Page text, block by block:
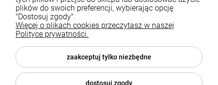
Pomoc
Blog
plików do swoich preferencji, wybierając opcję
"Dostosuj zgody".
Więcej o plikach cookies przeczytasz w naszej
Polityce prywatności.
zaakceptuj tylko niezbędne
dostosuj zgody